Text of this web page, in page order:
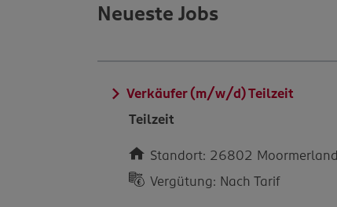
Neueste Jobs
Verkäufer (m/w/d) Teilzeit
Teilzeit
Standort: 26802
Vergütung: Nach Tarif